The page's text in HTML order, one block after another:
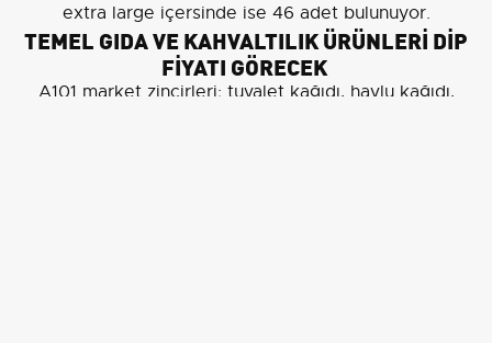
extra large içersinde ise 46 adet bulunuyor.
TEMEL GIDA VE KAHVALTILIK ÜRÜNLERİ DİP
FİYATI GÖRECEK
A101 market zincirleri; tuvalet kağıdı, havlu kağıdı,